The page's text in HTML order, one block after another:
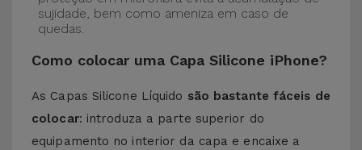
sujidade, bem como ameniza em caso de
quedas.
Como colocar uma Capa Silicone iPhone?
As Capas Silicone Líquido são bastante fáceis de
colocar: introduza a parte superior do
equipamento no interior da capa e encaixe a